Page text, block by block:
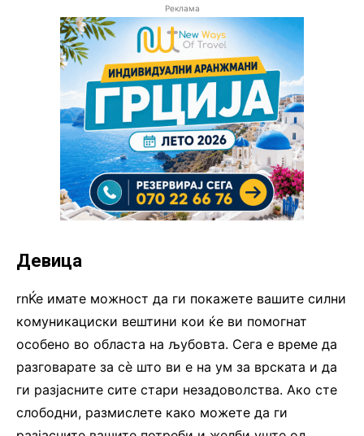
Реклама
Девица
rnЌе имате можност да ги покажете вашите силни
комуникациски вештини кои ќе ви помогнат
особено во областа на љубовта. Сега е време да
разговарате за сè што ви е на ум за врската и да
ги разјасните сите стари незадоволства. Ако сте
слободни, размислете како можете да ги